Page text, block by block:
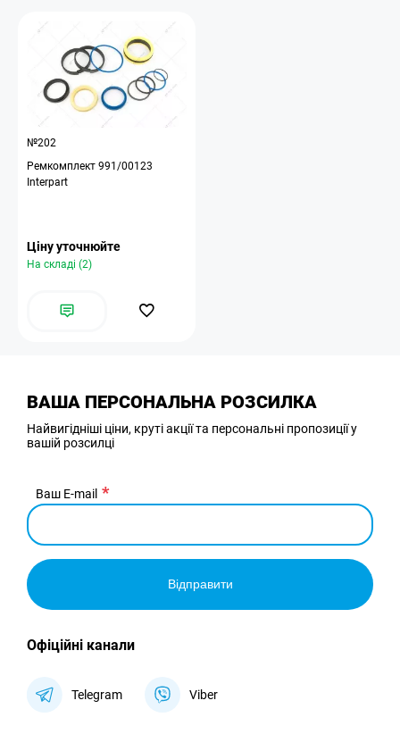
№202
Ремкомплект 991/00123
Interpart
Ціну уточнюйте
На складі (2)
ВАША ПЕРСОНАЛЬНА РОЗСИЛКА
Найвигідніші ціни, круті акції та персональні пропозиції у
вашій розсилці
Ваш E-mail
Відправити
Офіційні канали
Telegram Viber